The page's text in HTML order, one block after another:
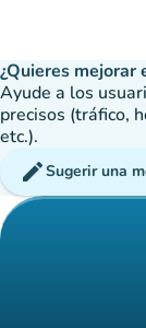
¿Quieres mejorar
Ayude a los
precisos (tráfico,
etc.).
editSugerir una